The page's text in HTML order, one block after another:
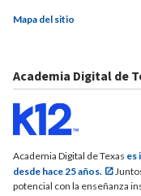
Mapa del sitio
Academia Digital de
Academia Digital de Texas es
desde hace 25 años.
potencial con la enseñanza